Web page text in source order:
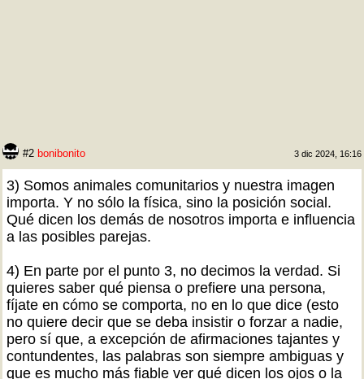
#2 bonibonito 3 dic 2024, 16:16
3) Somos animales comunitarios y nuestra imagen
importa. Y no sólo la física, sino la posición social.
Qué dicen los demás de nosotros importa e influencia
a las posibles parejas.
4) En parte por el punto 3, no decimos la verdad. Si
quieres saber qué piensa o prefiere una persona,
fíjate en cómo se comporta, no en lo que dice (esto
no quiere decir que se deba insistir o forzar a nadie,
pero sí que, a excepción de afirmaciones tajantes y
contundentes, las palabras son siempre ambiguas y
que es mucho más fiable ver qué dicen los ojos o la